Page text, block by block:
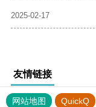
2025-02-17
友情链接
网站地图 QuickQ